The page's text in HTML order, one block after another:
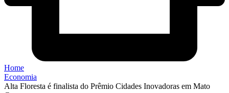
Home
Economia
Alta Floresta é finalista do Prêmio Cidades Inovadoras em Mato